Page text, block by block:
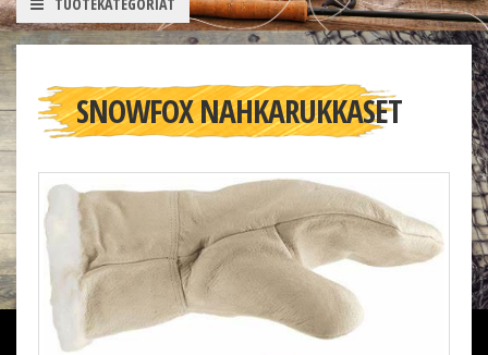
SNOWFOX NAHKARUKKASET